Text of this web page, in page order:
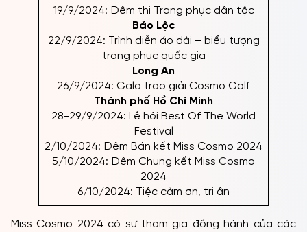
19/9/2024: Đêm thi Trang phục dân tộc
Bảo Lộc
22/9/2024: Trình diễn áo dài – biểu tượng
trang phục quốc gia
Long An
26/9/2024: Gala trao giải Cosmo Golf
Thành phố Hồ Chí Minh
28-29/9/2024: Lễ hội Best Of The World
Festival
2/10/2024: Đêm Bán kết Miss Cosmo 2024
5/10/2024: Đêm Chung kết Miss Cosmo
2024
6/10/2024: Tiệc cảm ơn, tri ân
Miss Cosmo 2024 có sự tham gia đồng hành của các